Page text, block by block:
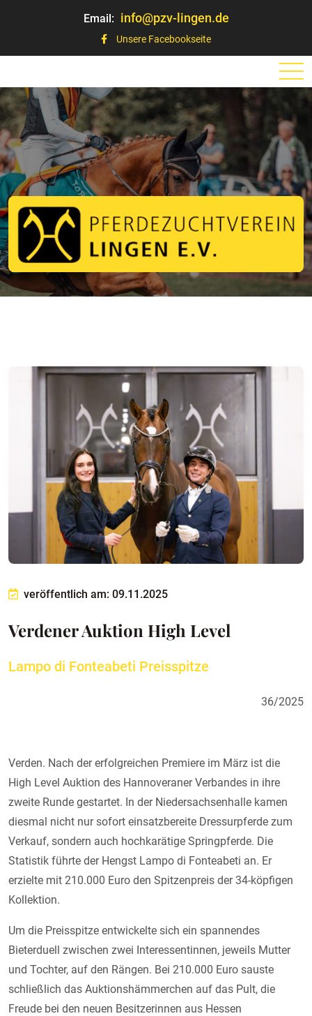
Email: info@pzv-lingen.de
Unsere Facebookseite
veröffentlich am: 09.11.2025
Verdener Auktion High Level
Lampo di Fonteabeti Preisspitze
36/2025
Verden. Nach der erfolgreichen Premiere im März ist die
High Level Auktion des Hannoveraner Verbandes in ihre
zweite Runde gestartet. In der Niedersachsenhalle kamen
diesmal nicht nur sofort einsatzbereite Dressurpferde zum
Verkauf, sondern auch hochkarätige Springpferde. Die
Statistik führte der Hengst Lampo di Fonteabeti an. Er
erzielte mit 210.000 Euro den Spitzenpreis der 34-köpfigen
Kollektion.
Um die Preisspitze entwickelte sich ein spannendes
Bieterduell zwischen zwei Interessentinnen, jeweils Mutter
und Tochter, auf den Rängen. Bei 210.000 Euro sauste
schließlich das Auktionshämmerchen auf das Pult, die
Freude bei den neuen Besitzerinnen aus Hessen